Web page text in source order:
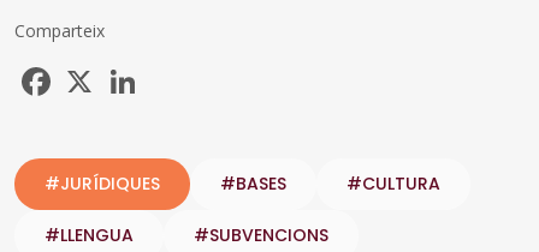
Comparteix
Facebook
#JURÍDIQUES #BASES #CULTURA
#LLENGUA #SUBVENCIONS